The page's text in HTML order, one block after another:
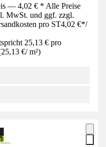
— 4,02 € * Alle Preise
MwSt. und ggf. zzgl.
pro ST4,02 €*/
25,13 € pro
25,13 €/ m²)